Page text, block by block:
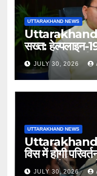
UTTARAKHAND NEWS
Uttarakhand
सख्त: हेल्पलाइन-
लापरवाही पर होगी
अधिकारियों को
JULY 30, 2026
UTTARAKHAND NEWS
Uttarakhand:
विस में होगी
अगस्त को हल्द्वानी
JULY 30, 2026